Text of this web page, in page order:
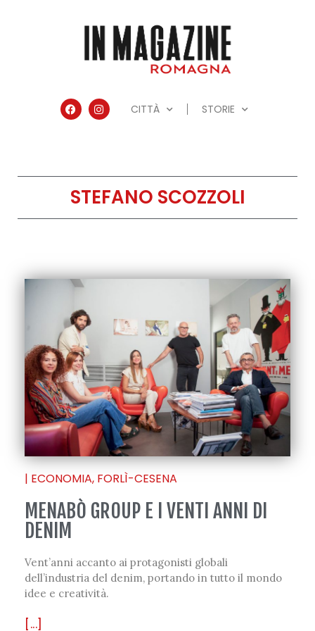
CITTÀ STORIE
STEFANO SCOZZOLI
| ECONOMIA, FORLÌ-CESENA
MENABÒ GROUP E I VENTI ANNI DI
DENIM
Vent’anni accanto ai protagonisti globali
dell’industria del denim, portando in tutto il mondo
idee e creatività.
[...]